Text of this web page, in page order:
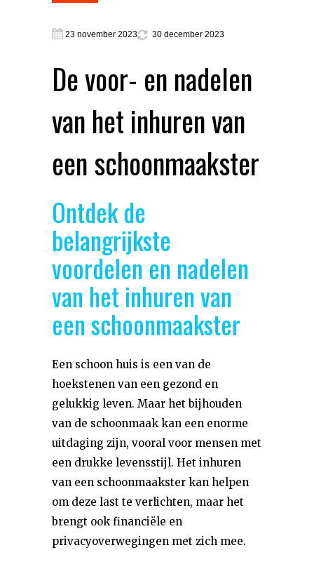
23 november 2023 30 december 2023
De voor- en nadelen
van het inhuren van
een schoonmaakster
Ontdek de
belangrijkste
voordelen en nadelen
van het inhuren van
een schoonmaakster
Een schoon huis is een van de
hoekstenen van een gezond en
gelukkig leven. Maar het bijhouden
van de schoonmaak kan een enorme
uitdaging zijn, vooral voor mensen met
een drukke levensstijl. Het inhuren
van een schoonmaakster kan helpen
om deze last te verlichten, maar het
brengt ook financiële en
privacyoverwegingen met zich mee.